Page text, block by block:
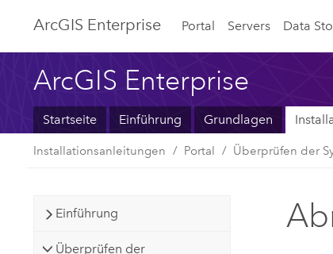
ArcGIS Enterprise Portal Servers Data
ArcGIS Enterprise
Startseite Einführung Grundlagen
Installationsanleitungen Portal Überprüfen der
Einführung
Überprüfen der